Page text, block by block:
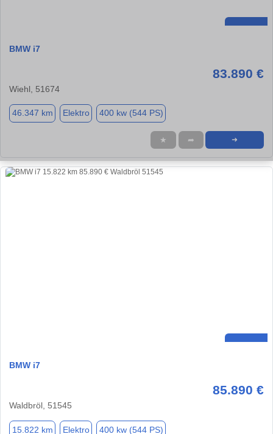
BMW i7
83.890 €
Wiehl, 51674
46.347 km Elektro 400 kw (544 PS)
★ ➦ ➜
BMW i7
85.890 €
Waldbröl, 51545
15.822 km Elektro 400 kw (544 PS)